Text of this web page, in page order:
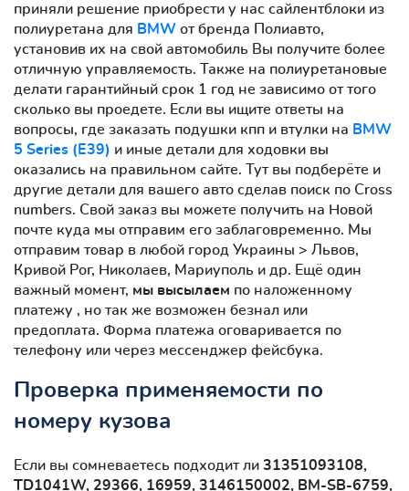
приняли решение приобрести у нас сайлентблоки из
полиуретана для BMW от бренда Полиавто,
установив их на свой автомобиль Вы получите более
отличную управляемость. Также на полиуретановые
делати гарантийный срок 1 год не зависимо от того
сколько вы проедете. Если вы ищите ответы на
вопросы, где заказать подушки кпп и втулки на BMW
5 Series (E39) и иные детали для ходовки вы
оказались на правильном сайте. Тут вы подберёте и
другие детали для вашего авто сделав поиск по Cross
numbers. Свой заказ вы можете получить на Новой
почте куда мы отправим его заблаговременно. Мы
отправим товар в любой город Украины > Львов,
Кривой Рог, Николаев, Мариуполь и др. Ещё один
важный момент, мы высылаем по наложенному
платежу , но так же возможен безнал или
предоплата. Форма платежа оговаривается по
телефону или через мессенджер фейсбука.
Проверка применяемости по
номеру кузова
Если вы сомневаетесь подходит ли 31351093108,
TD1041W, 29366, 16959, 3146150002, BM-SB-6759,